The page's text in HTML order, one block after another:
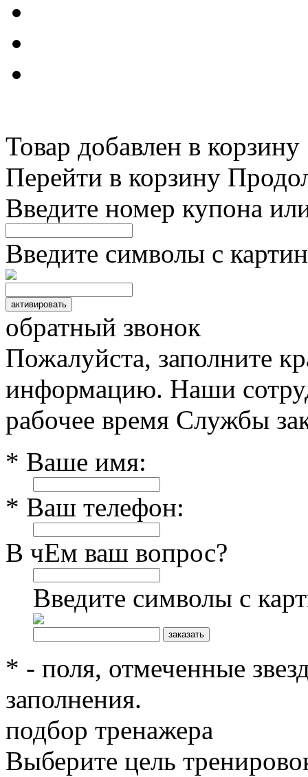
Товар добавлен в корзину
Перейти в корзину
Введите номер купона
Введите символы с
обратный звонок
Пожалуйста, заполните
информацию. Наши
рабочее время Службы
* Ваше имя:
* Ваш телефон:
В чЕм ваш вопрос?
Введите символы с
* - поля, отмеченные
заполнения.
подбор тренажера
Выберите цель